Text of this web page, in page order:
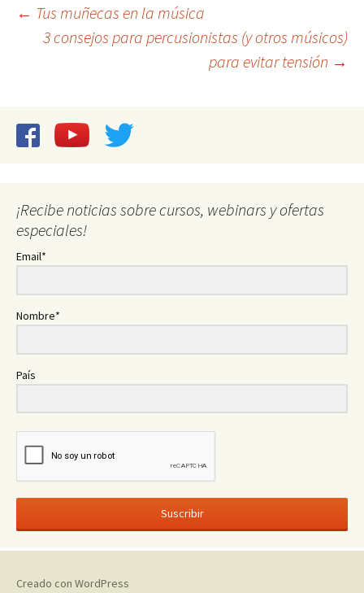
Navegación
← Tus muñecas en la música
3 consejos para percusionistas (y otros músicos)
para evitar tensión →
¡Recibe noticias sobre cursos, webinars y ofertas
especiales!
Email*
Nombre*
País
Suscribir
Creado con WordPress